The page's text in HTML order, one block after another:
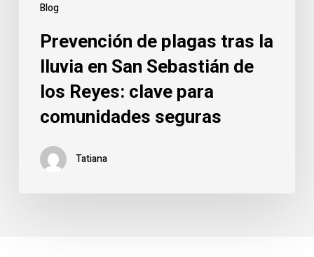
Blog
Prevención de plagas tras la
lluvia en San Sebastián de
los Reyes: clave para
comunidades seguras
Tatiana